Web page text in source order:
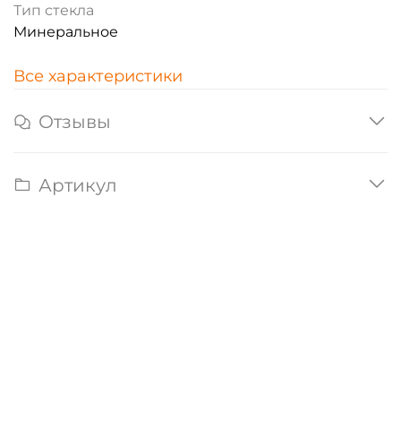
Тип стекла
Минеральное
Все характеристики
Отзывы
Артикул